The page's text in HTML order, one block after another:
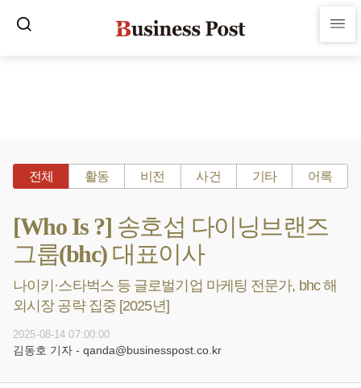
전체 활동 비전 사건 기타 어록
[Who Is ?] 송호섭 다이닝브랜즈
그룹(bhc) 대표이사
나이키·스타벅스 등 글로벌기업 마케팅 전문가, bhc 해
외시장 공략 집중 [2025년]
2025-08-14 07:00:00
김동호 기자 - qanda@businesspost.co.kr